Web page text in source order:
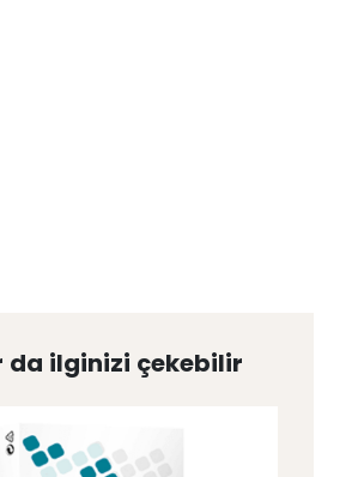
da ilginizi çekebilir